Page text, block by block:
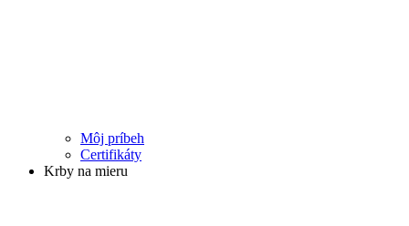
Môj príbeh
Certifikáty
Krby na mieru